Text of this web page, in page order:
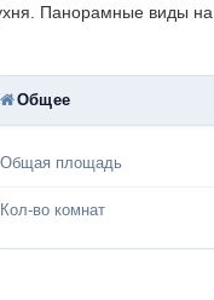
Панорамные виды
Общее
Общая площадь
Кол-во комнат